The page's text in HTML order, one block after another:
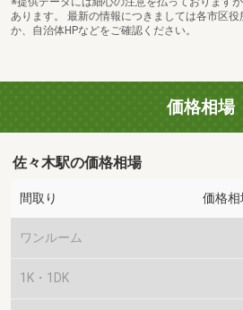
あります。 最新の情報につきましては各市区役
か、自治体HPなどをご確認ください。
価格相場
佐々木駅の価格相場
間取り 価格相
ワンルーム
1K・1DK